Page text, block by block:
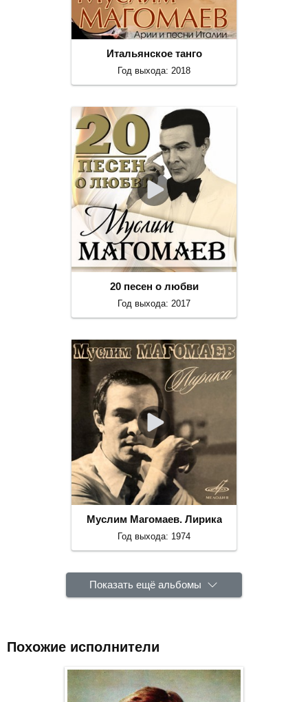
Итальянское танго
Год выхода: 2018
20 песен о любви
Год выхода: 2017
Муслим Магомаев. Лирика
Год выхода: 1974
Показать ещё альбомы
Похожие исполнители